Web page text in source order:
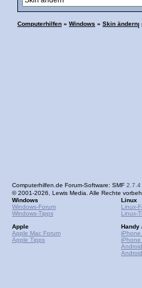
Computerhilfen » Windows » Skin ändern|
Computerhilfen.de Forum-Software: SMF 2.7.4
© 2001-2026, Lewis Media. Alle Rechte
Windows
Windows-Forum
Windows-Tipps
Apple
Apple Mac Forum
Apple Tipps
Linux
Linux-
Linux-
Handy
iPhone
iPhone